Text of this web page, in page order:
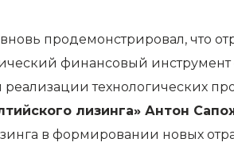
продемонстрировал, что
финансовый
технологических
лизинга» Антон
в формировании новых